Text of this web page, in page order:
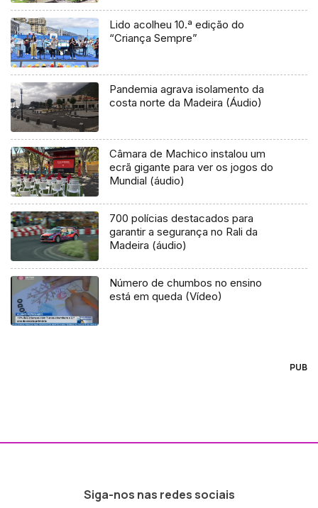
Lido acolheu 10.ª edição do
“Criança Sempre”
Pandemia agrava isolamento da
costa norte da Madeira (Áudio)
Câmara de Machico instalou um
ecrã gigante para ver os jogos do
Mundial (áudio)
700 polícias destacados para
garantir a segurança no Rali da
Madeira (áudio)
Número de chumbos no ensino
está em queda (Vídeo)
PUB
Siga-nos nas redes sociais